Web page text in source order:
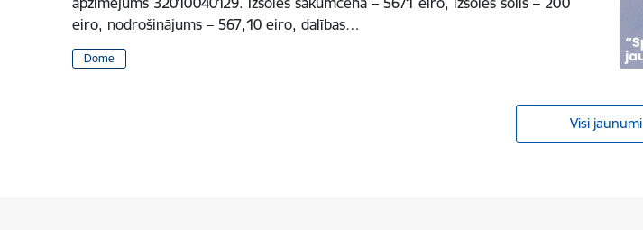
eiro, nodrošinājums – 567,10 eiro, dalības…
Dome
Visi jaunumi